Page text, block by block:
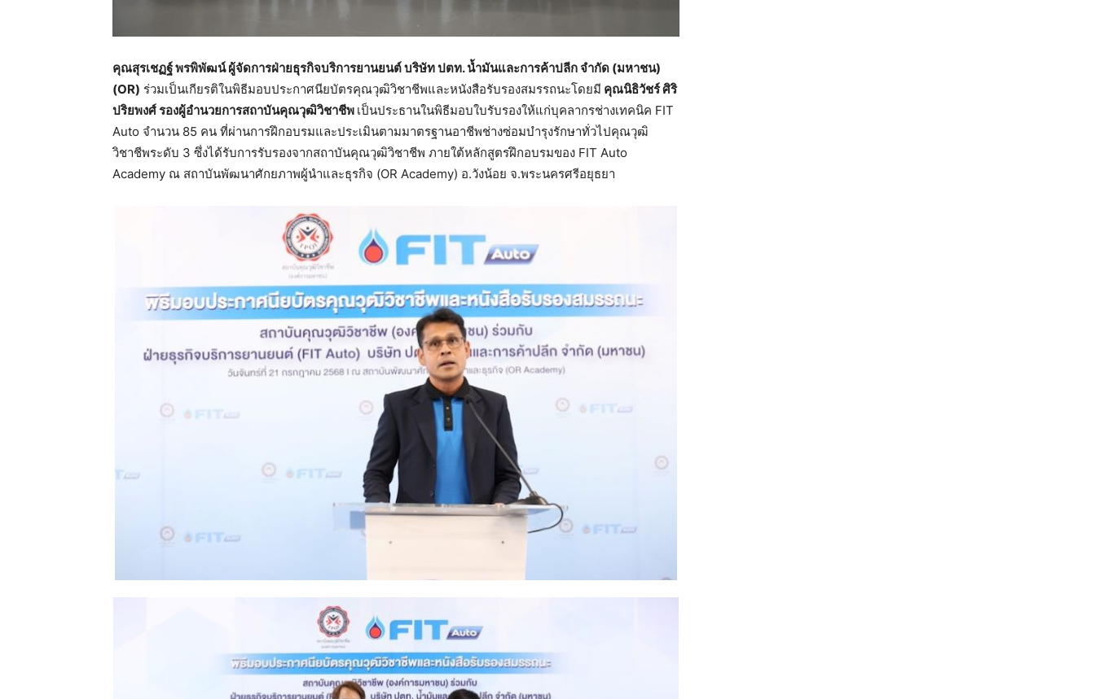
คุณสุรเชฏฐ์พรพิพัฒน์ ผู้จัดการฝ่ายธุรกิจบริการยานยนต์บริษัทปตท.น้ำมันและการค้าปลีกจำกัด (มหาชน)
(OR) ร่วมเป็นเกียรติในพิธีมอบประกาศนียบัตรคุณวุฒิวิชาชีพและหนังสือรับรองสมรรถนะโดยมี คุณนิธิวัชร์ศิริ
ปริยพงศ์รองผู้อำนวยการสถาบันคุณวุฒิวิชาชีพ เป็นประธานในพิธีมอบใบรับรองให้แก่บุคลากรช่างเทคนิค FIT
Auto จำนวน 85 คน ที่ผ่านการฝึกอบรมและประเมินตามมาตรฐานอาชีพช่างซ่อมบำรุงรักษาทั่วไปคุณวุฒิ
วิชาชีพระดับ 3 ซึ่งได้รับการรับรองจากสถาบันคุณวุฒิวิชาชีพ ภายใต้หลักสูตรฝึกอบรมของ FIT Auto
Academy ณ สถาบันพัฒนาศักยภาพผู้นำและธุรกิจ (OR Academy) อ.วังน้อย จ.พระนครศรีอยุธยา